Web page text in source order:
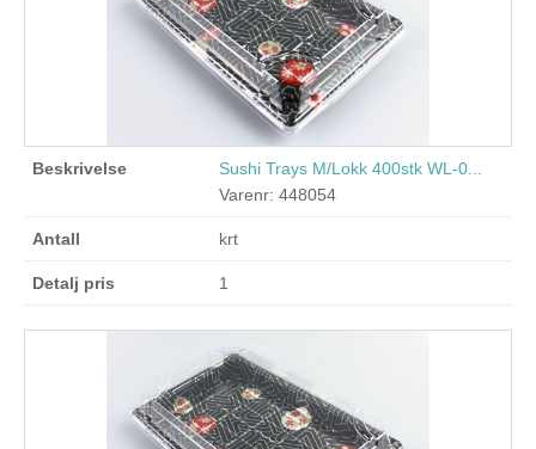
Sushi Trays M/Lokk 400stk WL-0...
Varenr: 448054
krt
1